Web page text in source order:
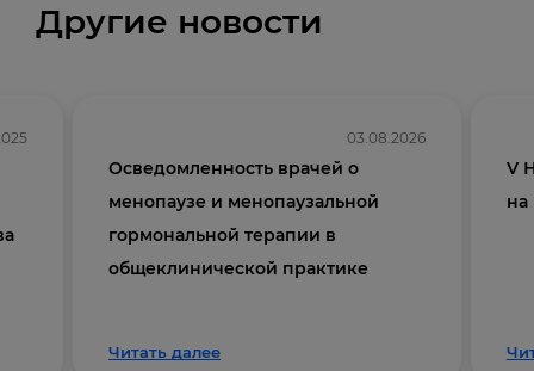
Другие новости
03.08.2026
Осведомленность врачей о
менопаузе и менопаузальной
гормональной терапии в
общеклинической практике
Читать далее
V
на